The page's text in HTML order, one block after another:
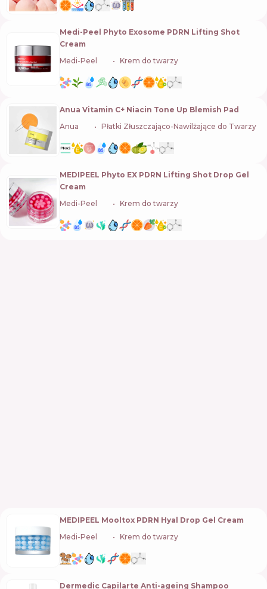
Medi-Peel Phyto Exosome PDRN Lifting Shot
Cream
Medi-Peel
Krem do twarzy
Anua Vitamin C+ Niacin Tone Up Blemish Pad
Anua
Płatki Złuszczająco-Nawilżające do Twarzy
MEDIPEEL Phyto EX PDRN Lifting Shot Drop Gel
Cream
Medi-Peel
Krem do twarzy
MEDIPEEL Mooltox PDRN Hyal Drop Gel Cream
Medi-Peel
Krem do twarzy
Dermedic Capilarte Anti-ageing Shampoo